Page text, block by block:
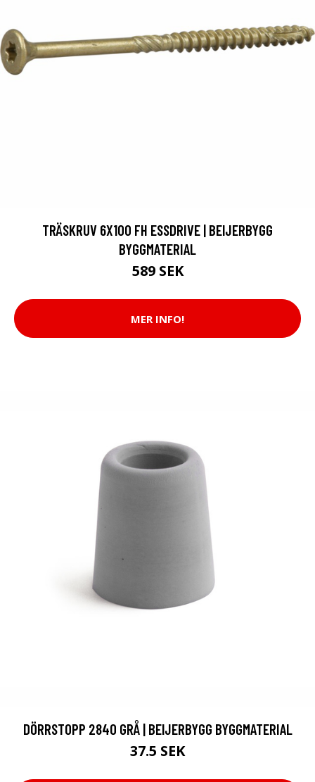
TRÄSKRUV 6X100 FH ESSDRIVE | BEIJERBYGG
BYGGMATERIAL
589 SEK
MER INFO!
DÖRRSTOPP 2840 GRÅ | BEIJERBYGG BYGGMATERIAL
37.5 SEK